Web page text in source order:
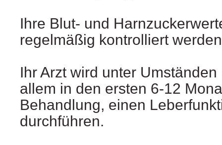
Ihre Blut- und
regelmäßig kontrolliert
Ihr Arzt wird unter
allem in den ersten 6-12
Behandlung, einen
durchführen.